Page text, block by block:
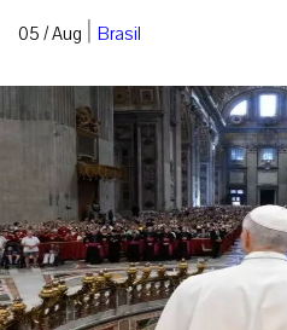
05 / Aug | Brasil